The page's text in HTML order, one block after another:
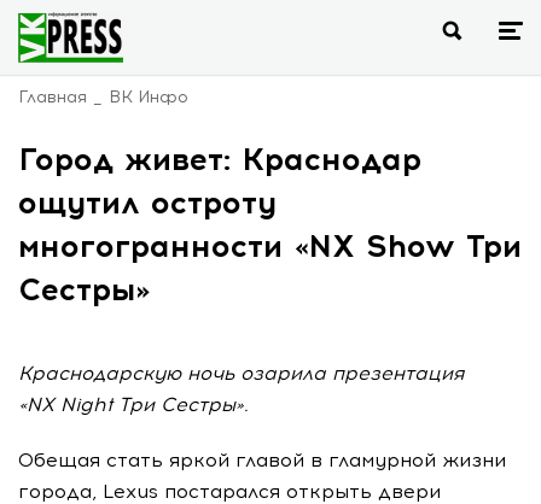
Главная ВК Инфо
Город живет: Краснодар
ощутил остроту
многогранности «NX Show Три
Сестры»
Краснодарскую ночь озарила презентация
«NX Night Три Сестры».
Обещая стать яркой главой в гламурной жизни
города, Lexus постарался открыть двери